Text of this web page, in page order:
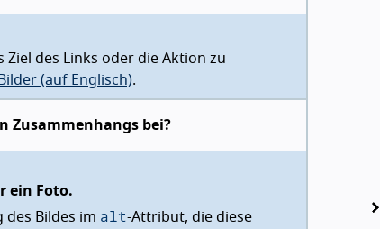
Ziel des Links oder die Aktion zu
(auf Englisch).
Zusammenhangs bei?
ein Foto.
des Bildes im alt-Attribut, die diese